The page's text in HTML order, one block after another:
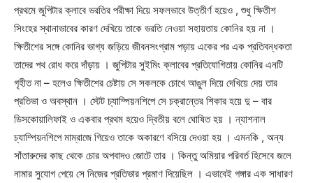
প্রথমে জুপিটার ক্লাবে ভরতির পরীক্ষা দিয়ে সফলভাবে উত্তীর্ণ হয়েও , শুধু ক্ষিতীশ
সিংহের স্থানাভাবের কারণ দেখিয়ে তাকে ভরতি নেওয়া সহায়তায় কোনির হয় না ।
ক্ষিতীশের সঙ্গে কোনির ভাগ্য জড়িয়ে জীবনসংগ্রাম পড়ায় একের পর এক প্রতিবন্ধকতা
তাদের পথ রোধ করে দাঁড়ায় । জুপিটার সুইমিং ক্লাবের প্রতিযোগিতায় কোনির এনটি
গৃহীত না – হলেও ক্ষিতীশের চেষ্টায় সে সকলকে চোখে আঙুল দিয়ে দেখিয়ে দেয় তার
প্রতিভা ও অবস্থান । স্টেট চ্যাম্পিয়নশিপে সে চক্রান্তের শিকার হয়ে দু – বার
ডিসকোয়ালিফাই ও একবার প্রথম হয়েও দ্বিতীয় বলে ঘোষিত হয় । ন্যাশনাল
চ্যাম্পিয়নশিপে মাম্রাজে গিয়েও তাকে অকারণে বসিয়ে দেওয়া হয় । এমনকি , অন্য
সাঁতারুদের কাছ থেকে চোর অপবাদও জোটে তার । কিন্তু অমিয়ার পরিবর্ত হিসেবে জলে
নামার সুযোগ পেয়ে সে নিজের প্রতিভার প্রমাণ দিয়েছিল । এভাবেই গঙ্গার এক সাধারণ